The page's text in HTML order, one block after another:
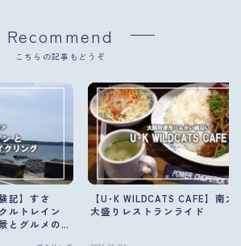
Recommend
こちらの記事もどうぞ
記】すさ
ルトレイン
とグルメの
【U･K WILDCATS CAFE】南大
大盛りレストランライド